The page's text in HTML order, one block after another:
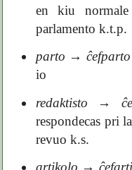
en kiu
parlamento k.t.p.
parto → ĉefparto
io
redaktisto
→
respondecas pri
revuo k.s.
artikolo →